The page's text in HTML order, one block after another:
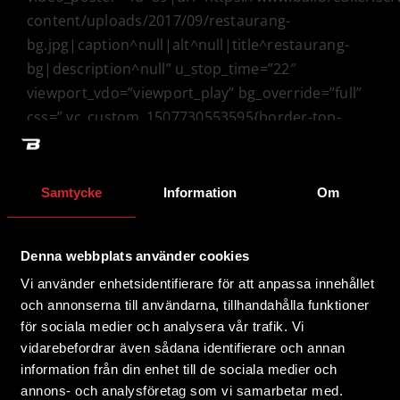
Samtycke Information Om
Denna webbplats använder cookies
Vi använder enhetsidentifierare för att anpassa innehållet
och annonserna till användarna, tillhandahålla funktioner
för sociala medier och analysera vår trafik. Vi
vidarebefordrar även sådana identifierare och annan
information från din enhet till de sociala medier och
annons- och analysföretag som vi samarbetar med.
content/uploads/2017/09/restaurang-
bg.jpg|caption^null|alt^null|title^restaurang-
bg|description^null” u_stop_time=”22″
viewport_vdo=”viewport_play” bg_override=”full”
css=”.vc_custom_1507730553595{border-top-
width: 1px !important;border-bottom-width: 1px
rgba(255,255,255,0.2) !important;border-top-
style: solid !important;border-bottom-color:
style: solid !important;}”][vc_column]
[ultimate_spacer height=”500″
height_on_tabs=”400″
height_on_mob_landscape=”375″][/vc_column]
[/vc_row][vc_row
full_width=”stretch_row_content_no_spaces”